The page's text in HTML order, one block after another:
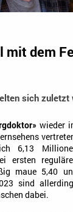
mit dem
sich zuletzt
wieder
6,13
ersten
maue 5,40
sind
dabei.